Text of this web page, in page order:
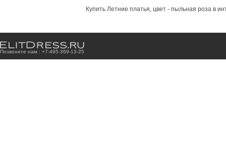
Купить Летние платья, цвет - пыльная роза в
Позвоните нам : +7-495-369-13-25